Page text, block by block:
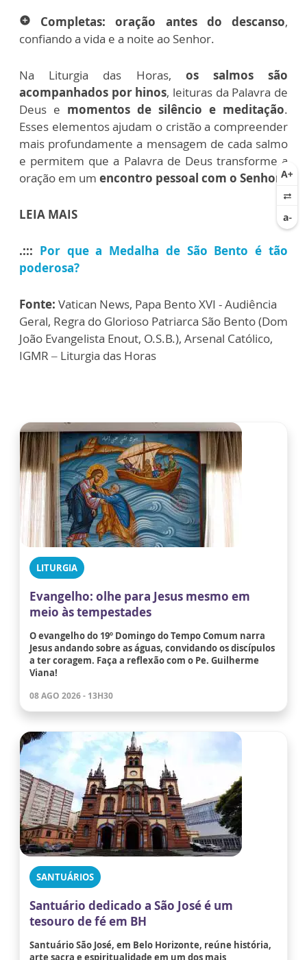
add_circle Completas: oração antes do descanso,
confiando a vida e a noite ao Senhor.
Na Liturgia das Horas, os salmos são
acompanhados por hinos, leituras da Palavra de
Deus e momentos de silêncio e meditação.
Esses elementos ajudam o cristão a compreender
mais profundamente a mensagem de cada salmo
e permitem que a Palavra de Deus transforme a
oração em um encontro pessoal com o Senhor.
LEIA MAIS
.::: Por que a Medalha de São Bento é tão
poderosa?
Fonte: Vatican News, Papa Bento XVI - Audiência
Geral, Regra do Glorioso Patriarca São Bento (Dom
João Evangelista Enout, O.S.B.), Arsenal Católico,
IGMR – Liturgia das Horas
LITURGIA
Evangelho: olhe para Jesus mesmo em
meio às tempestades
O evangelho do 19º Domingo do Tempo Comum narra
Jesus andando sobre as águas, convidando os discípulos
a ter coragem. Faça a reflexão com o Pe. Guilherme
Viana!
08 AGO 2026 - 13H30
SANTUÁRIOS
Santuário dedicado a São José é um
tesouro de fé em BH
Santuário São José, em Belo Horizonte, reúne história,
arte sacra e espiritualidade em um dos mais